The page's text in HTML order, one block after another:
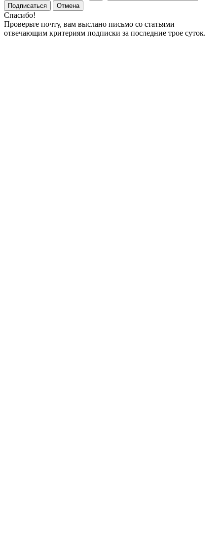
Подписаться
Отмена
Спасибо!
Проверьте почту, вам выслано письмо со статьями
отвечающим критериям подписки за последние трое суток.